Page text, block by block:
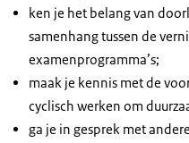
ken je het belang van
samenhang tussen de
examenprogramma’s;
maak je kennis met de
cyclisch werken om
ga je in gesprek met